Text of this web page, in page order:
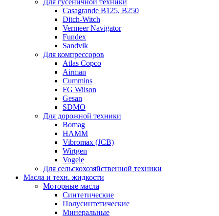
Casagrande B125, B250
Ditch-Witch
Vermeer Navigator
Fundex
Sandvik
Для компрессоров
Atlas Copco
Airman
Cummins
FG Wilson
Gesan
SDMO
Для дорожной техники
Bomag
HAMM
Vibromax (JCB)
Wirtgen
Vogele
Для сельскохозяйственной техники
Масла и техн. жидкости
Моторные масла
Синтетические
Полусинтетические
Минеральные